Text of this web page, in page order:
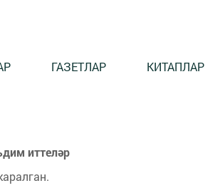
ГАЗЕТЛАР КИТАПЛАР
иттеләр